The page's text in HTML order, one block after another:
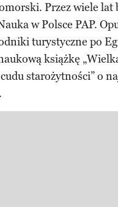
Przez wiele lat
w Polsce PAP.
turystyczne po
książkę
starożytności” o